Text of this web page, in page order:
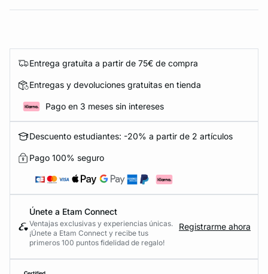
Entrega gratuita a partir de 75€ de compra
Entregas y devoluciones gratuitas en tienda
Pago en 3 meses sin intereses
Descuento estudiantes: -20% a partir de 2 artículos
Pago 100% seguro
Únete a Etam Connect
Ventajas exclusivas y experiencias únicas.
¡Únete a Etam Connect y recibe tus
primeros 100 puntos fidelidad de regalo!
Registrarme ahora